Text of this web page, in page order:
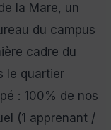
la Mare, un
du campus
cadre du
le quartier
: 100% de nos
(1 apprenant /